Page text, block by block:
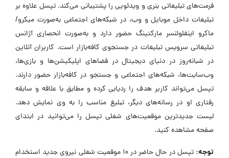
فرمت‌های تبلیغاتی بنری و ویدئویی را پشتیبانی می‌کند. تپسل علاوه بر
تبلیغات داخل موبایل و وب، در شبکه‌های اجتماعی به‌صورت میکرو/
ماکرو اینفلوئنسر مارکتینگ حضور دارد و به‌صورت انحصاری آژانس
تبلیغاتی سرویس تبلیغات در جستجوی کافه‌بازار است. کاربران آنلاین
در شبانه‌روز در دنیای دیجیتال در فضاهای اپلیکیشن‌ها و بازی‌ها،
وب‌سایت‌ها، شبکه‌های اجتماعی و جستجو در کافه‌بازار حضور دارند.
تپسل می‌تواند کاربر هدف را ردیابی کرده و مطابق با علاقه و سابقه
رفتاری او در رسانه‌های دیگر، تبلیغ مناسب را به وی نمایش دهد.
لیست جدیدترین موقعیت‌های شغلی تپسل را می‌توانید در ابتدای
صفحه مشاهده کنید.
توجه: تپسل در حال حاضر در ۱۰ موقعیت شغلی نیروی جدید استخدام